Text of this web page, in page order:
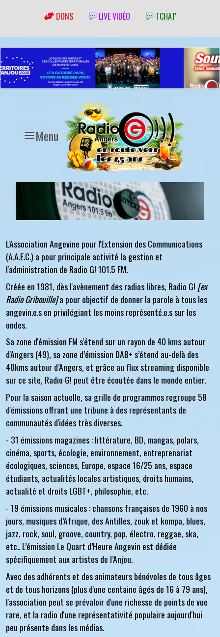
DONS LIVE VIDÉO TCHAT'
Menu
L'Association Angevine pour l'Extension des Communications
(A.A.E.C.) a pour principale activité la gestion et
l'administration de Radio G! 101.5 FM.
Créée en 1981, dès l'avènement des radios libres, Radio G! [ex
Radio Gribouille]a pour objectif de donner la parole à tous les
angevin.e.s en privilégiant les moins représenté.e.s sur les
ondes.
Sa zone d'émission FM s'étend sur un rayon de 40 kms autour
d'Angers (49), sa zone d’émission DAB+ s’étend au-delà des
40kms autour d’Angers, et grâce au flux streaming disponible
sur ce site, Radio G! peut être écoutée dans le monde entier.
Pour la saison actuelle, sa grille de programmes regroupe 58
d'émissions offrant une tribune à des représentants de
communautés d'idées très diverses.
- 31 émissions magazines: littérature, BD, mangas, polars,
cinéma, sports, écologie, environnement, entreprenariat
écologiques, sciences, Europe, espace 16/25 ans, espace
étudiants, actualités locales artistiques, droits humains,
actualité et droits LGBT+, philosophie, etc.
- 19 émissions musicales: chansons françaises de 1960 à nos
jours, musiques d’Afrique, des Antilles, zouk et kompa, blues,
jazz, rock, soul, groove, country, pop, électro, reggae, ska,
etc.. L’émission Le Quart d’Heure Angevin est dédiée
spécifiquement aux artistes de l’Anjou.
Avec des adhérents et des animateurs bénévoles de tous âges
et de tous horizons (plus d'une centaine âgés de 16 à 79 ans),
l'association peut se prévaloir d'une richesse de points de vue
rare, et la radio d'une représentativité populaire aujourd'hui
peu présente dans les médias.